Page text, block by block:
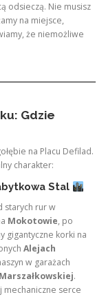
odsieczą. Nie musisz
na miejsce,
że niemożliwe
Gdzie
na Placu Defilad.
charakter:
Stal
starych rur w
Mokotowie, po
gigantyczne korki na
Alejach
w garażach
.
mechaniczne serce